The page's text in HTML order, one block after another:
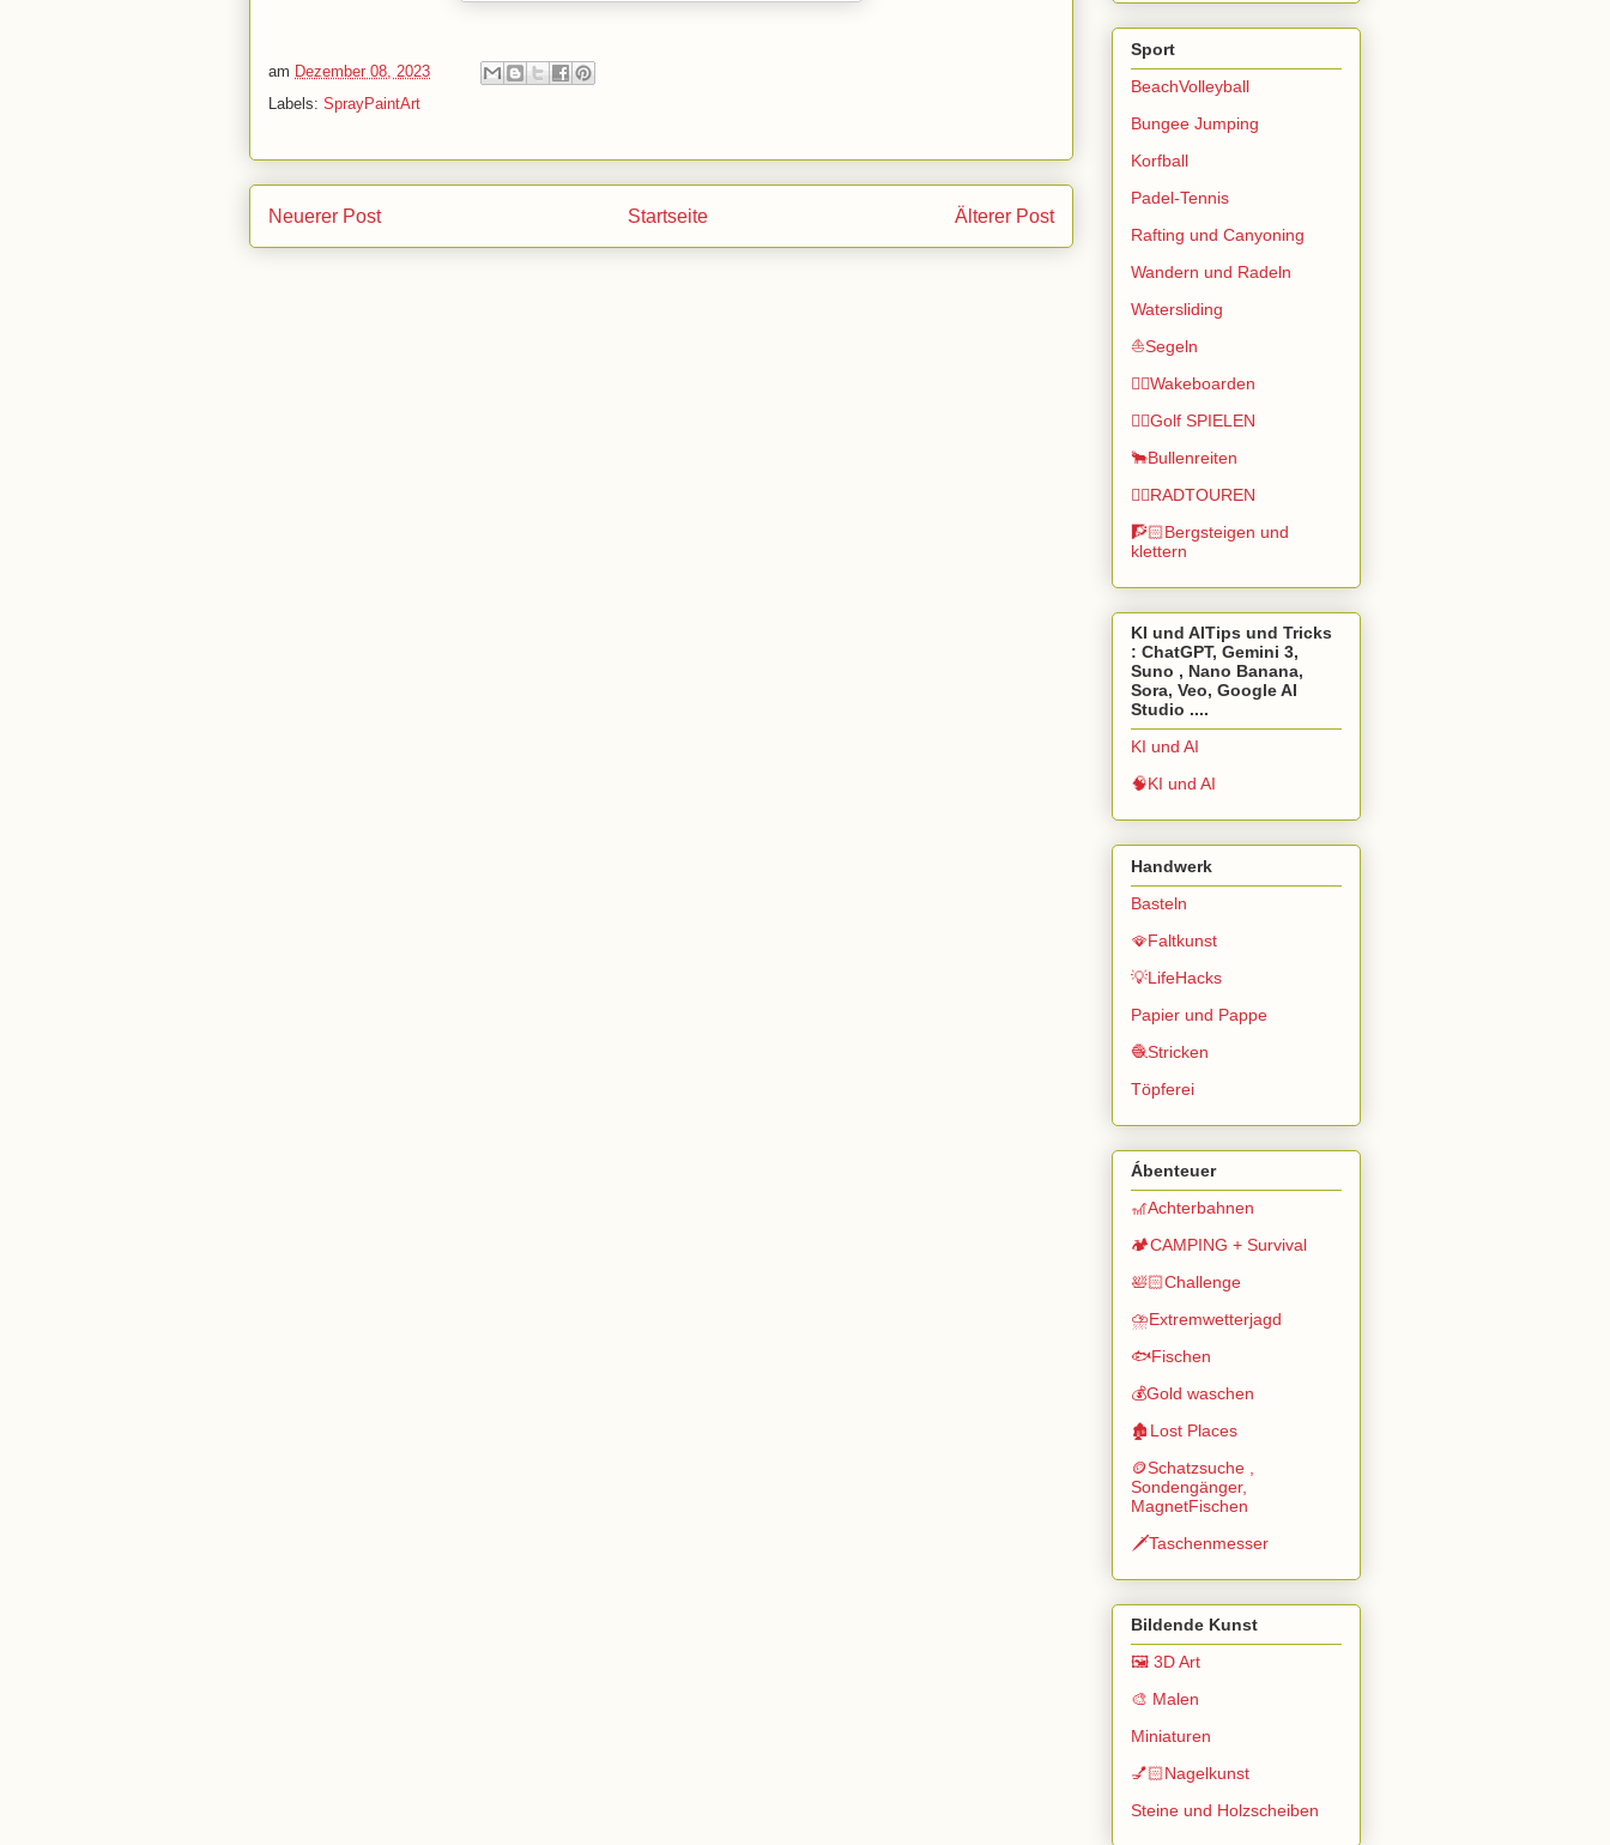
am Dezember 08, 2023
Labels: SprayPaintArt
Neuerer Post Älterer Post
Startseite
Sport
BeachVolleyball
Bungee Jumping
Korfball
Padel-Tennis
Rafting und Canyoning
Wandern und Radeln
Watersliding
⛵Segeln
🏄🏽Wakeboarden
🏌️‍♂️Golf SPIELEN
🐂Bullenreiten
🚴‍♂️RADTOUREN
🧗🏻Bergsteigen und
klettern
KI und AITips und Tricks
: ChatGPT, Gemini 3,
Suno , Nano Banana,
Sora, Veo, Google AI
Studio ....
KI und AI
🧠KI und AI
Handwerk
Basteln
🪭Faltkunst
💡LifeHacks
Papier und Pappe
🧶Stricken
Töpferei
Ábenteuer
🎢Achterbahnen
🏕️CAMPING + Survival
🛀🏻Challenge
⛈️Extremwetterjagd
🐟Fischen
💰Gold waschen
🏚️Lost Places
🪙Schatzsuche ,
Sondengänger,
MagnetFischen
🗡️Taschenmesser
Bildende Kunst
🖼️ 3D Art
🎨 Malen
Miniaturen
💅🏻Nagelkunst
Steine und Holzscheiben